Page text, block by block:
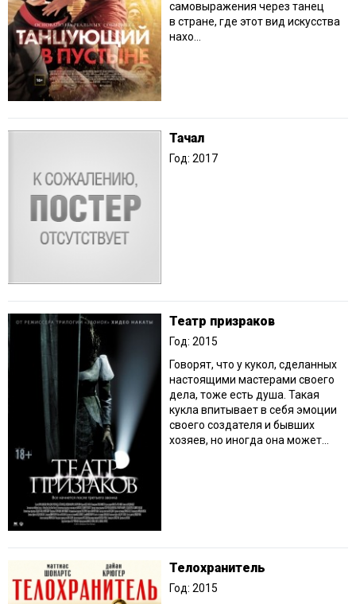
самовыражения через танец
в стране, где этот вид искусства
нахо...
Тачал
Год: 2017
Театр призраков
Год: 2015
Говорят, что у кукол, сделанных
настоящими мастерами своего
дела, тоже есть душа. Такая
кукла впитывает в себя эмоции
своего создателя и бывших
хозяев, но иногда она может...
Телохранитель
Год: 2015